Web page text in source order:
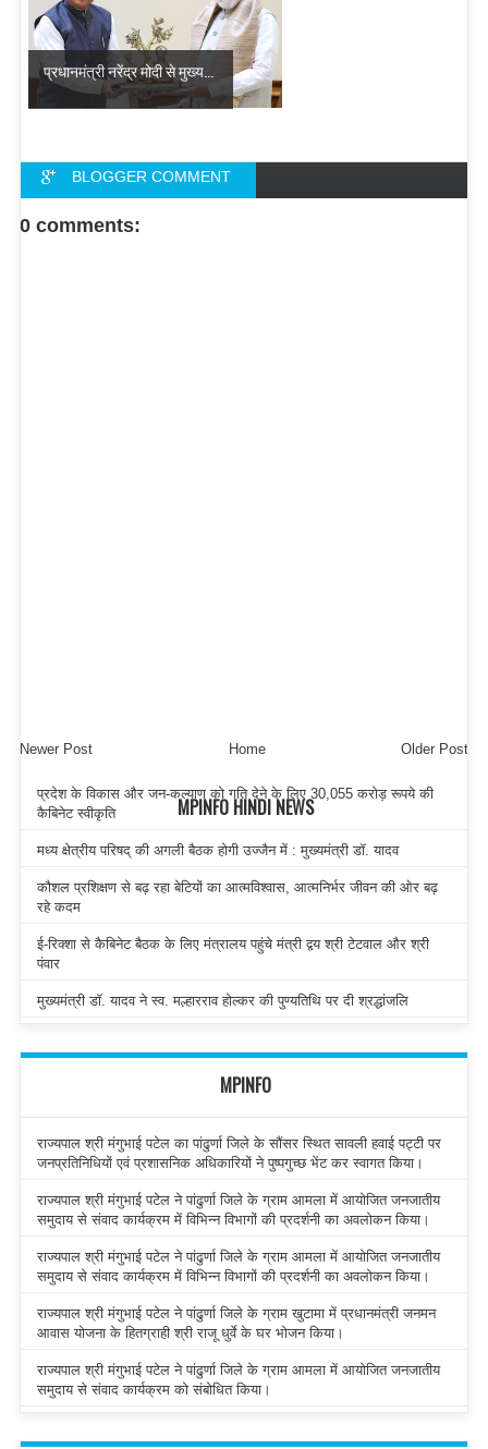
प्रधानमंत्री नरेंद्र मोदी से मुख्य...
BLOGGER COMMENT
FACEBOOK COMMENT
0 comments:
Newer Post Older Post
Home
MPINFO HINDI NEWS
प्रदेश के विकास और जन-कल्याण को गति देने के लिए 30,055 करोड़ रूपये की
कैबिनेट स्वीकृति
मध्य क्षेत्रीय परिषद् की अगली बैठक होगी उज्जैन में : मुख्यमंत्री डॉ. यादव
कौशल प्रशिक्षण से बढ़ रहा बेटियों का आत्मविश्वास, आत्मनिर्भर जीवन की ओर बढ़
रहे कदम
ई-रिक्शा से कैबिनेट बैठक के लिए मंत्रालय पहुंचे मंत्री द्वय श्री टेटवाल और श्री
पंवार
मुख्यमंत्री डॉ. यादव ने स्व. मल्हारराव होल्कर की पुण्यतिथि पर दी श्रद्धांजलि
MPINFO
राज्यपाल श्री मंगुभाई पटेल का पांढुर्णा जिले के सौंसर स्थित सावली हवाई पट्टी पर
जनप्रतिनिधियों एवं प्रशासनिक अधिकारियों ने पुष्पगुच्छ भेंट कर स्वागत किया।
राज्यपाल श्री मंगुभाई पटेल ने पांढुर्णा जिले के ग्राम आमला में आयोजित जनजातीय
समुदाय से संवाद कार्यक्रम में विभिन्न विभागों की प्रदर्शनी का अवलोकन किया।
राज्यपाल श्री मंगुभाई पटेल ने पांढुर्णा जिले के ग्राम आमला में आयोजित जनजातीय
समुदाय से संवाद कार्यक्रम में विभिन्न विभागों की प्रदर्शनी का अवलोकन किया।
राज्यपाल श्री मंगुभाई पटेल ने पांढुर्णा जिले के ग्राम खुटामा में प्रधानमंत्री जनमन
आवास योजना के हितग्राही श्री राजू धुर्वे के घर भोजन किया।
राज्यपाल श्री मंगुभाई पटेल ने पांढुर्णा जिले के ग्राम आमला में आयोजित जनजातीय
समुदाय से संवाद कार्यक्रम को संबोधित किया।